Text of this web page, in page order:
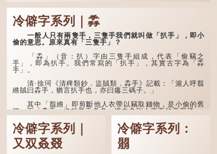
冷僻字系列｜掱
一般人只有兩隻手，三隻手我們就叫做「扒手」，即小
偷的意思。原來真有「三隻手」？
「掱」（音：扒）字由三隻手組成，代表「偷竊之
手」，即為扒手。我們常寫的「扒手」，其實古字為「掱
手」。
清·徐珂《清稗類鈔．盜賊類．掱手》記載：「滬人呼翦
綹賊曰掱手，猶言扒手也，亦曰癟三碼子。」
其中「翦綹」即剪斷他人衣帶以竊取錢物，是小偷的舊
稱。而「掱手」也就是手多多，擅自拿別人東西的意思了...
冷僻字系列｜
又双叒叕
冷僻字系列：
朤